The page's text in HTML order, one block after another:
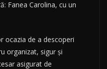
Fanea Carolina, cu un
ocazia de a descoperi
organizat, sigur și
asigurat de